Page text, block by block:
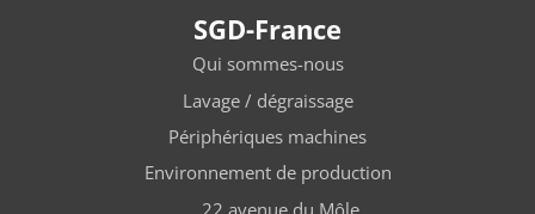
SGD-France
Qui sommes-nous
Lavage / dégraissage
Périphériques machines
Environnement de production
22 avenue du Môle